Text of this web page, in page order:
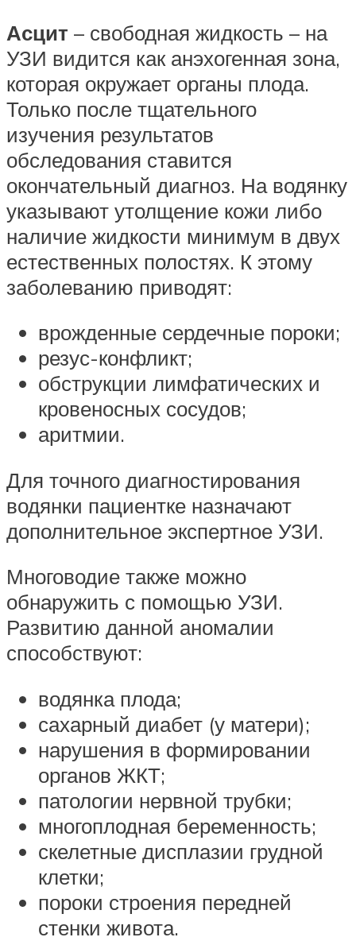
Асцит – свободная жидкость – на
УЗИ видится как анэхогенная зона,
которая окружает органы плода.
Только после тщательного
изучения результатов
обследования ставится
окончательный диагноз. На водянку
указывают утолщение кожи либо
наличие жидкости минимум в двух
естественных полостях. К этому
заболеванию приводят:
врожденные сердечные пороки;
резус-конфликт;
обструкции лимфатических и
кровеносных сосудов;
аритмии.
Для точного диагностирования
водянки пациентке назначают
дополнительное экспертное УЗИ.
Многоводие также можно
обнаружить с помощью УЗИ.
Развитию данной аномалии
способствуют:
водянка плода;
сахарный диабет (у матери);
нарушения в формировании
органов ЖКТ;
патологии нервной трубки;
многоплодная беременность;
скелетные дисплазии грудной
клетки;
пороки строения передней
стенки живота.